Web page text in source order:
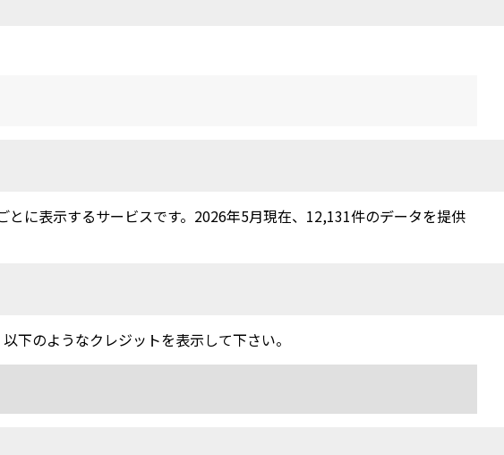
に表示するサービスです。2026年5月現在、12,131件のデータを提供
下のようなクレジットを表示して下さい。